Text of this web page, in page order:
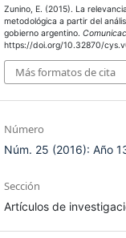
Zunino, E. (2015). La
metodológica a partir del
gobierno argentino.
https://doi.org/10.32870/
Más formatos de cita
Número
Núm. 25 (2016): Año
Sección
Artículos de